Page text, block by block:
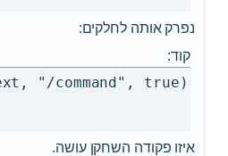
2491.8503, -
נפרק אותה לחלקים:
קוד:
"/command", true)==0)
איזו פקודה השחקן עושה.